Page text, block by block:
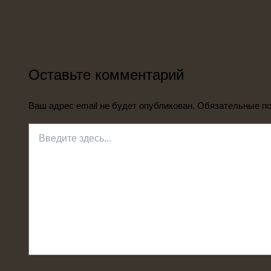
Оставьте комментарий
Ваш адрес email не будет опубликован. Обязательные